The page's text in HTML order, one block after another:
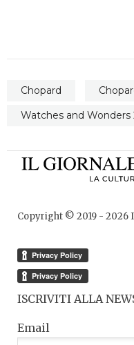
Chopard
Watches and Wonders
Copyright © 2019 - 2026
ISCRIVITI ALLA
Email